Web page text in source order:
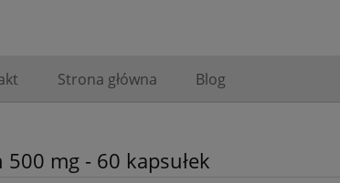
Strona główna Blog
mg - 60 kapsułek